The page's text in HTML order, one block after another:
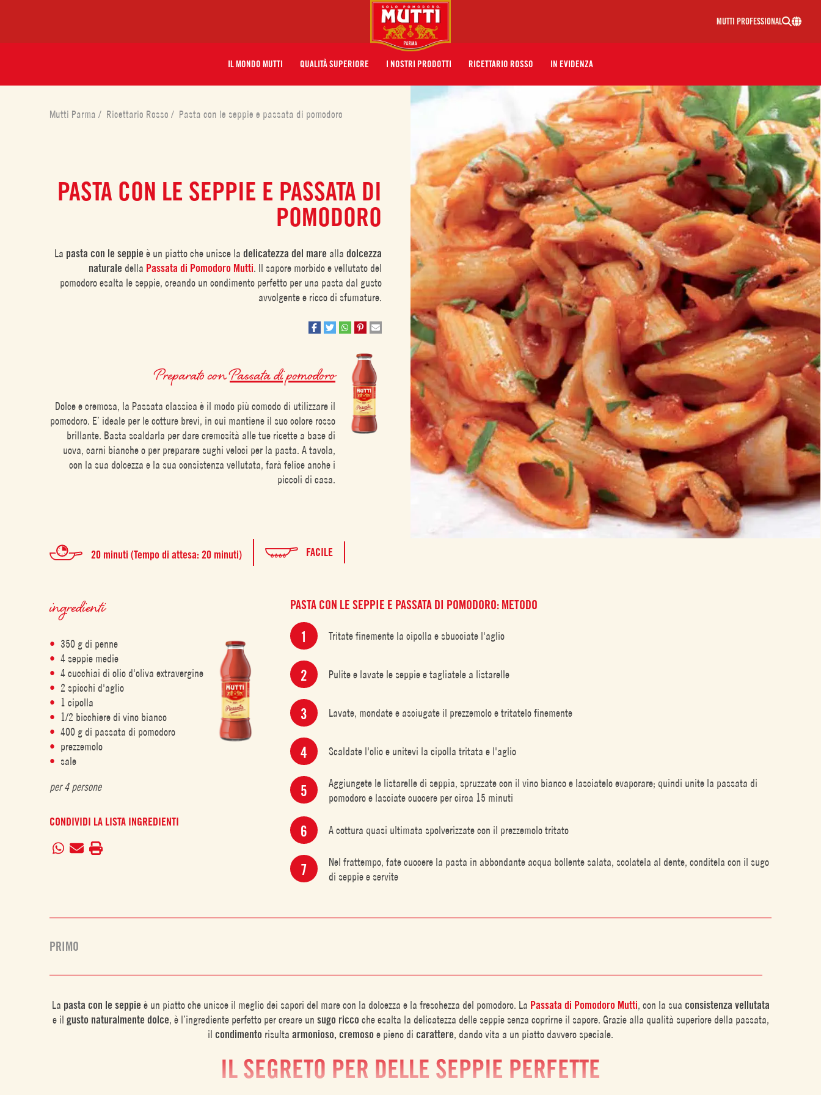
MUTTI PROFESSIONAL
IL MONDO MUTTI QUALITÀ SUPERIORE I NOSTRI PRODOTTI RICETTARIO ROSSO IN EVIDENZA
Mutti Parma/ Ricettario Rosso/ Pasta con le seppie e passata di pomodoro
PASTA CON LE SEPPIE E PASSATA DI
POMODORO
La pasta con le seppie è un piatto che unisce la delicatezza del mare alla dolcezza
naturale della Passata di Pomodoro Mutti. Il sapore morbido e vellutato del
pomodoro esalta le seppie, creando un condimento perfetto per una pasta dal gusto
avvolgente e ricco di sfumature.
Preparato conPassata di pomodoro
Dolce e cremosa, la Passata classica è il modo più comodo di utilizzare il
pomodoro. E’ ideale per le cotture brevi, in cui mantiene il suo colore rosso
brillante. Basta scaldarla per dare cremosità alle tue ricette a base di
uova, carni bianche o per preparare sughi veloci per la pasta. A tavola,
con la sua dolcezza e la sua consistenza vellutata, farà felice anche i
piccoli di casa.
20 minuti (Tempo di attesa: 20 minuti) FACILE
ingredienti
350 g di penne
4 seppie medie
4 cucchiai di olio d'oliva extravergine
2 spicchi d'aglio
1 cipolla
1/2 bicchiere di vino bianco
400 g di passata di pomodoro
prezzemolo
sale
per 4 persone
CONDIVIDI LA LISTA INGREDIENTI
PASTA CON LE SEPPIE E PASSATA DI POMODORO: METODO
Tritate finemente la cipolla e sbucciate l'aglio
Pulite e lavate le seppie e tagliatele a listarelle
Lavate, mondate e asciugate il prezzemolo e tritatelo finemente
Scaldate l'olio e unitevi la cipolla tritata e l'aglio
Aggiungete le listarelle di seppia, spruzzate con il vino bianco e lasciatelo evaporare; quindi unite la passata di
pomodoro e lasciate cuocere per circa 15 minuti
A cottura quasi ultimata spolverizzate con il prezzemolo tritato
Nel frattempo, fate cuocere la pasta in abbondante acqua bollente salata, scolatela al dente, conditela con il sugo
di seppie e servite
PRIMO
La pasta con le seppie è un piatto che unisce il meglio dei sapori del mare con la dolcezza e la freschezza del pomodoro. La Passata di Pomodoro Mutti, con la sua consistenza vellutata
e il gusto naturalmente dolce, è l’ingrediente perfetto per creare un sugo ricco che esalta la delicatezza delle seppie senza coprirne il sapore. Grazie alla qualità superiore della passata,
il condimento risulta armonioso, cremoso e pieno di carattere, dando vita a un piatto davvero speciale.
IL SEGRETO PER DELLE SEPPIE PERFETTE